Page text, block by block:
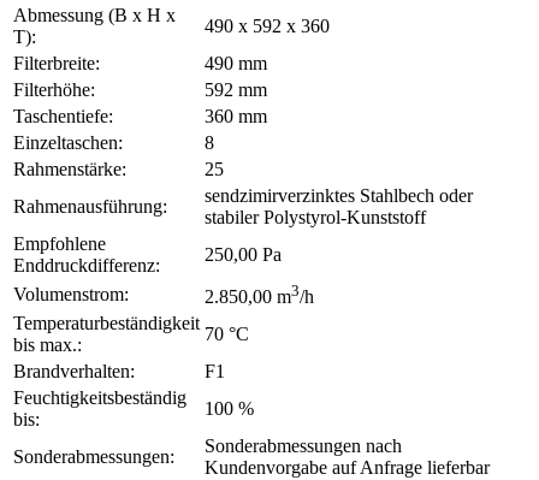
Abmessung (B x H x
T):
490 x 592 x 360
Filterbreite:
490 mm
Filterhöhe:
592 mm
Taschentiefe:
360 mm
Einzeltaschen:
8
Rahmenstärke:
25
Rahmenausführung:
sendzimirverzinktes Stahlbech oder
stabiler Polystyrol-Kunststoff
Empfohlene
Enddruckdifferenz:
250,00 Pa
Volumenstrom:
2.850,00 m3/h
Temperaturbeständigkeit
bis max.:
70 °C
Brandverhalten:
F1
Feuchtigkeitsbeständig
bis:
100 %
Sonderabmessungen:
Sonderabmessungen nach
Kundenvorgabe auf Anfrage lieferbar